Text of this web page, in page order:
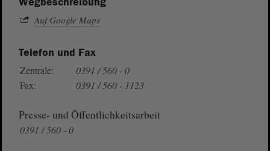
Auf Google Maps
Telefon und Fax
Zentrale:
0391 / 560 - 0
Fax:
0391 / 560 - 1123
Presse- und Öffentlichkeitsarbeit
0391 / 560 - 0